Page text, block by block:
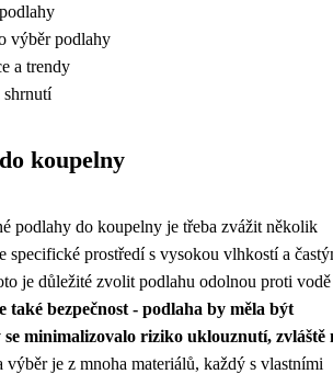
výběr podlahy
a trendy
shrnutí
koupelny
podlahy do koupelny je třeba zvážit několik
specifické prostředí s vysokou vlhkostí a
je důležité zvolit podlahu odolnou proti vodě
také bezpečnost - podlaha by měla být
minimalizovalo riziko uklouznutí, zvláště
výběr je z mnoha materiálů, každý s vlastními